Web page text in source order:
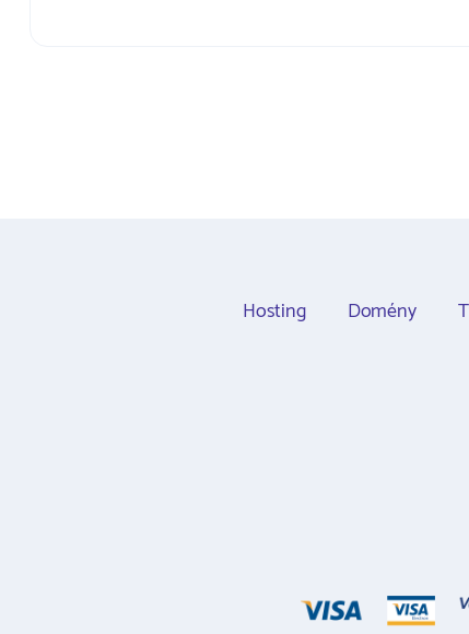
Hosting Domény